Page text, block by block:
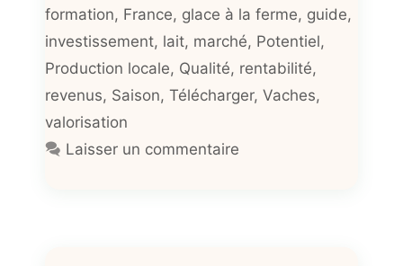
formation, France, glace à la ferme, guide,
investissement, lait, marché, Potentiel,
Production locale, Qualité, rentabilité,
revenus, Saison, Télécharger, Vaches,
valorisation
Laisser un commentaire